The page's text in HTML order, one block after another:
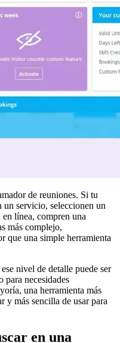
de reuniones. Si tu
un servicio, seleccionen un
en línea, compren una
más complejo,
que una simple herramienta
nivel de detalle puede ser
para necesidades
una herramienta más
y más sencilla de usar para
en una